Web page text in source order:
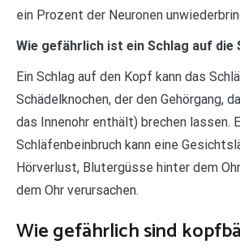
ein Prozent der Neuronen
Wie gefährlich ist ein Schlag auf die
Ein Schlag auf den Kopf kann das
Schädelknochen, der den Gehörgang,
das Innenohr enthält) brechen lassen.
Schläfenbeinbruch kann eine
Hörverlust, Blutergüsse hinter dem
dem Ohr verursachen.
Wie gefährlich sind